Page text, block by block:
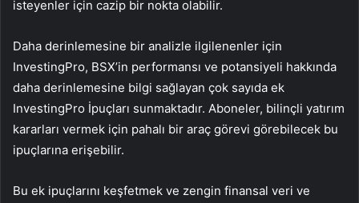
isteyenler için cazip bir nokta olabilir.
Daha derinlemesine bir analizle ilgilenenler için
InvestingPro, BSX’in performansı ve potansiyeli hakkında
daha derinlemesine bilgi sağlayan çok sayıda ek
InvestingPro İpuçları sunmaktadır. Aboneler, bilinçli yatırım
kararları vermek için pahalı bir araç görevi görebilecek bu
ipuçlarına erişebilir.
Bu ek ipuçlarını keşfetmek ve zengin finansal veri ve